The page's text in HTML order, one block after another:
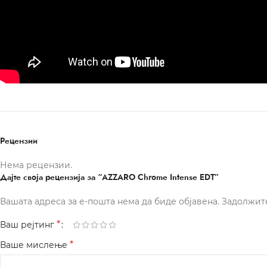
Рецензии
Нема рецензии.
Дајте своја рецензија за “AZZARO Chrome Intense EDT”
Вашата адреса за е-пошта нема да биде објавена.
Ваш рејтинг *
Ваше мислење *